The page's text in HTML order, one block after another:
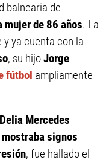
balnearia de
mujer de 86 años. La
ya cuenta con la
, su hijoJorge
fútbol ampliamente
Delia Mercedes
signos
, fue hallado el